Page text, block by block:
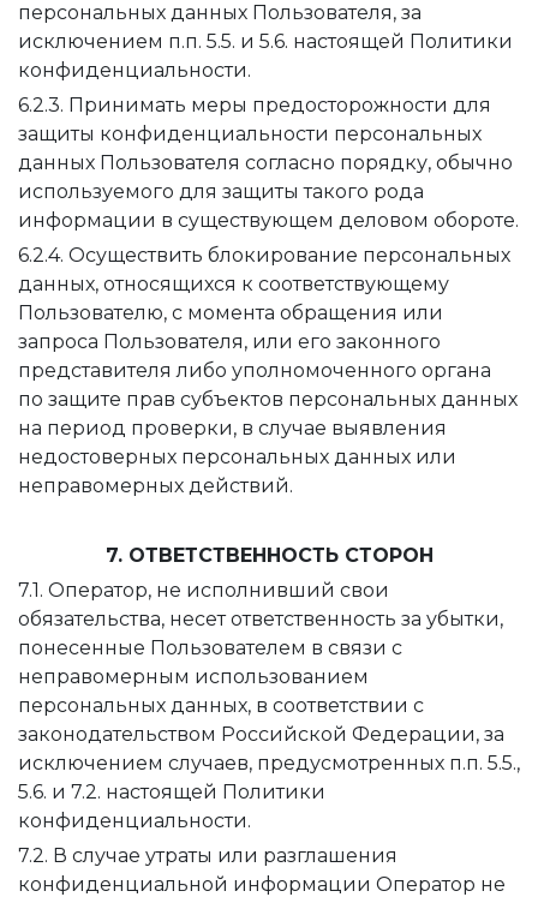
персональных данных Пользователя, за
исключением п.п. 5.5. и 5.6. настоящей Политики
конфиденциальности.
6.2.3. Принимать меры предосторожности для
защиты конфиденциальности персональных
данных Пользователя согласно порядку, обычно
используемого для защиты такого рода
информации в существующем деловом обороте.
6.2.4. Осуществить блокирование персональных
данных, относящихся к соответствующему
Пользователю, с момента обращения или
запроса Пользователя, или его законного
представителя либо уполномоченного органа
по защите прав субъектов персональных данных
на период проверки, в случае выявления
недостоверных персональных данных или
неправомерных действий.
7. ОТВЕТСТВЕННОСТЬ СТОРОН
7.1. Оператор, не исполнивший свои
обязательства, несет ответственность за убытки,
понесенные Пользователем в связи с
неправомерным использованием
персональных данных, в соответствии с
законодательством Российской Федерации, за
исключением случаев, предусмотренных п.п. 5.5.,
5.6. и 7.2. настоящей Политики
конфиденциальности.
7.2. В случае утраты или разглашения
конфиденциальной информации Оператор не